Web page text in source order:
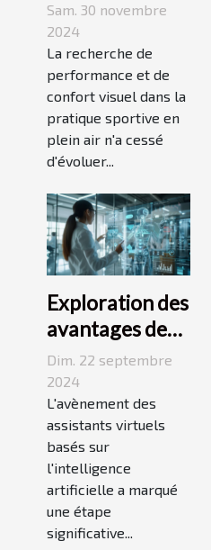
lunettes de
soleil sportives
Sam. 30 novembre
2024
La recherche de
performance et de
confort visuel dans la
pratique sportive en
plein air n'a cessé
d'évoluer...
Exploration des
avantages des
assistants
virtuels basés
sur l'IA
Dim. 22 septembre
2024
L'avènement des
assistants virtuels
basés sur
l'intelligence
artificielle a marqué
une étape
significative...